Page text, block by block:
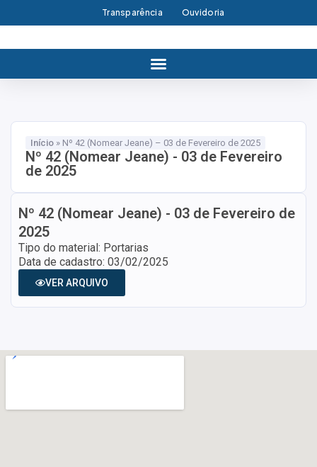
Transparência Ouvidoria
Início » Nº 42 (Nomear Jeane) – 03 de Fevereiro de 2025
Nº 42 (Nomear Jeane) - 03 de Fevereiro
de 2025
Nº 42 (Nomear Jeane) - 03 de Fevereiro de
2025
Tipo do material: Portarias
Data de cadastro: 03/02/2025
VER ARQUIVO